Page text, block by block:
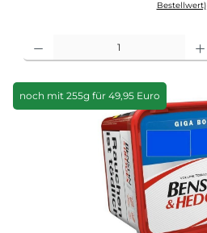
Bestellwert)
noch mit 255g für 49,95 Euro